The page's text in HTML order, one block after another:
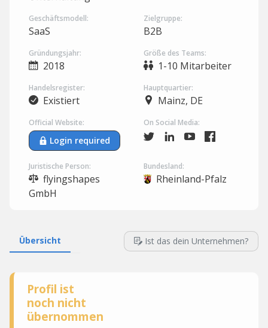
Geschäftsmodell:
SaaS
Zielgruppe:
B2B
Gründungsjahr:
2018
Größe des Teams:
1-10 Mitarbeiter
Handelsregister:
Existiert
Hauptquartier:
Mainz, DE
Official Website:
Login required
On Social Media:
Juristische Person:
flyingshapes
GmbH
Bundesland:
Rheinland-Pfalz
Übersicht Ist das dein Unternehmen?
Profil ist
noch nicht
übernommen